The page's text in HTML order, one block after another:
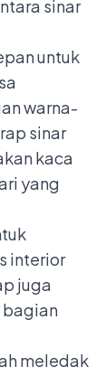
sinar
untuk
warna-
sinar
kaca
yang
interior
juga
bagian
meledak